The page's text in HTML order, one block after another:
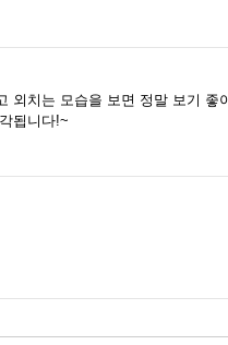
외치는 모습을 보면 정말 보기
됩니다!~